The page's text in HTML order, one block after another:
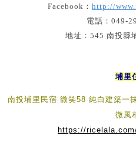
Facebook： http://
電話：
地址：545 南投縣
埔里
南投埔里民宿 微笑58 純白建築一
微風
https://